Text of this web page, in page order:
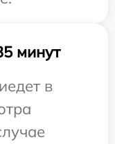
минут
в